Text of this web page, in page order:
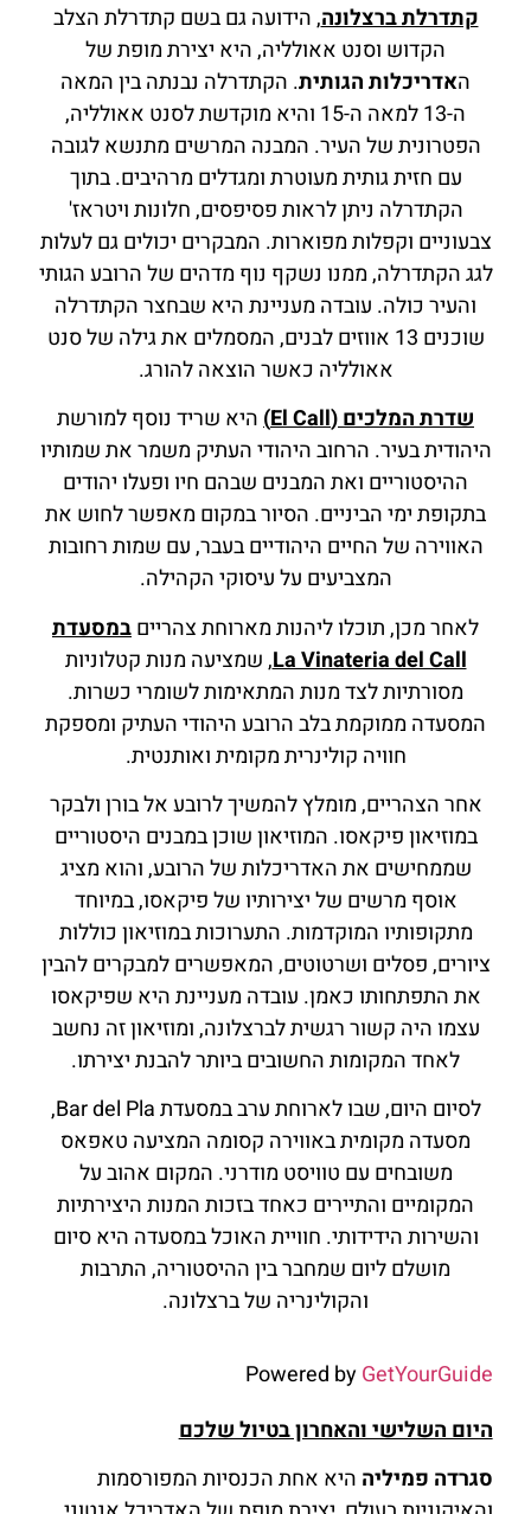
קתדרלת ברצלונה, הידועה גם בשם קתדרלת הצלב
הקדוש וסנט אאולליה, היא יצירת מופת של
האדריכלות הגותית. הקתדרלה נבנתה בין המאה
ה-13 למאה ה-15 והיא מוקדשת לסנט אאולליה,
הפטרונית של העיר. המבנה המרשים מתנשא לגובה
עם חזית גותית מעוטרת ומגדלים מרהיבים. בתוך
הקתדרלה ניתן לראות פסיפסים, חלונות ויטראז'
צבעוניים וקפלות מפוארות. המבקרים יכולים גם לעלות
לגג הקתדרלה, ממנו נשקף נוף מדהים של הרובע הגותי
והעיר כולה. עובדה מעניינת היא שבחצר הקתדרלה
שוכנים 13 אווזים לבנים, המסמלים את גילה של סנט
אאולליה כאשר הוצאה להורג.
שדרת המלכים (El Call
)היא שריד נוסף למורשת
היהודית בעיר. הרחוב היהודי העתיק משמר את שמותיו
ההיסטוריים ואת המבנים שבהם חיו ופעלו יהודים
בתקופת ימי הביניים. הסיור במקום מאפשר לחוש את
האווירה של החיים היהודיים בעבר, עם שמות רחובות
המצביעים על עיסוקי הקהילה.
לאחר מכן, תוכלו ליהנות מארוחת צהרייםבמסעדת
La Vinateria del Call, שמציעה מנות קטלוניות
מסורתיות לצד מנות המתאימות לשומרי כשרות.
המסעדה ממוקמת בלב הרובע היהודי העתיק ומספקת
חוויה קולינרית מקומית ואותנטית.
אחר הצהריים, מומלץ להמשיך לרובע אל בורן ולבקר
במוזיאון פיקאסו. המוזיאון שוכן במבנים היסטוריים
שממחישים את האדריכלות של הרובע, והוא מציג
אוסף מרשים של יצירותיו של פיקאסו, במיוחד
מתקופותיו המוקדמות. התערוכות במוזיאון כוללות
ציורים, פסלים ושרטוטים, המאפשרים למבקרים להבין
את התפתחותו כאמן. עובדה מעניינת היא שפיקאסו
עצמו היה קשור רגשית לברצלונה, ומוזיאון זה נחשב
לאחד המקומות החשובים ביותר להבנת יצירתו.
לסיום היום, שבו לארוחת ערב במסעדת Bar del Pla,
מסעדה מקומית באווירה קסומה המציעה טאפאס
משובחים עם טוויסט מודרני. המקום אהוב על
המקומיים והתיירים כאחד בזכות המנות היצירתיות
והשירות הידידותי. חוויית האוכל במסעדה היא סיום
מושלם ליום שמחבר בין ההיסטוריה, התרבות
והקולינריה של ברצלונה.
Powered byGetYourGuide
היום השלישי והאחרון בטיול שלכם
סגרדה פמיליה היא אחת הכנסיות המפורסמות